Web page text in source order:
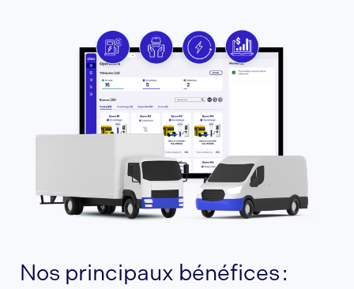
Nos principaux bénéfices :